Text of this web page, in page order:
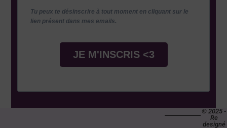
Tu peux te désinscrire à tout moment en cliquant sur le
lien présent dans mes emails.
JE M'INSCRIS <3
© 2025 -
Re
designé